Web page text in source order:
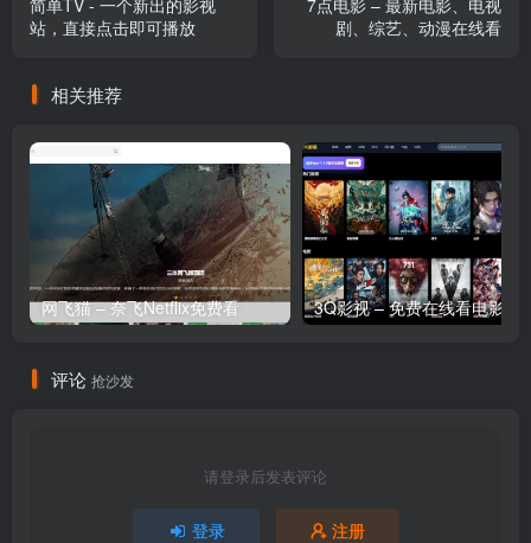
站，直接点击即可播放
剧、综艺、动漫在线看
相关推荐
网飞猫 – 奈飞Netflix免费看
评论 抢沙发
请登录后发表评论
登录 注册